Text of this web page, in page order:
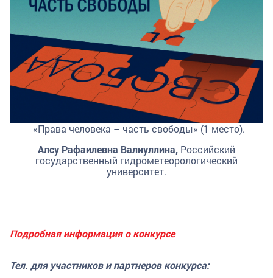
«Права человека – часть свободы» (1 место).
Алсу Рафаилевна Валиуллина, Российский
государственный гидрометеорологический
университет.
Подробная информация о конкурсе
Тел. для участников и партнеров конкурса: